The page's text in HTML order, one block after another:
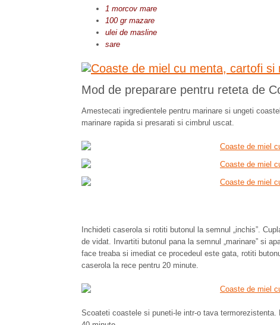
1 morcov mare
100 gr mazare
ulei de masline
sare
Mod de preparare pentru reteta de
Amestecati ingredientele pentru marinare si ungeti
marinare rapida si presarati si cimbrul uscat.
Inchideti caserola si rotiti butonul la semnul „inchis”.
de vidat. Invartiti butonul pana la semnul „marinare” si
face treaba si imediat ce procedeul este gata, rotiti
caserola la rece pentru 20 minute.
Scoateti coastele si puneti-le intr-o tava